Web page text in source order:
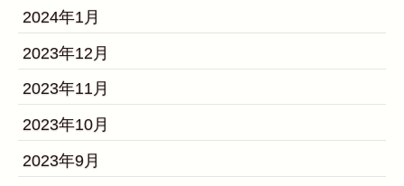
2024年1月
2023年12月
2023年11月
2023年10月
2023年9月